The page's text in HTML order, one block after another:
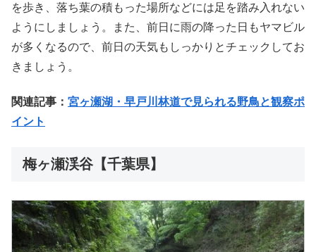
を歩き、落ち葉の積もった場所などには足を踏み入れない
ようにしましょう。また、前日に雨の降った日もヤマビル
が多くなるので、前日の天気もしっかりとチェックしてお
きましょう。
関連記事： 宮ヶ瀬湖・早戸川林道で見られる野鳥と観察ポ
イント
梅ヶ瀬渓谷【千葉県】